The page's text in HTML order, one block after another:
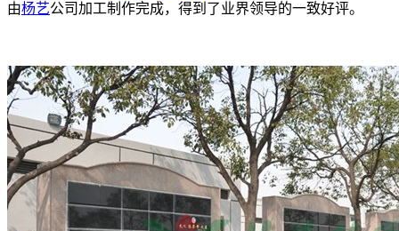
由杨艺公司加工制作完成，得到了业界领导的一致好评。